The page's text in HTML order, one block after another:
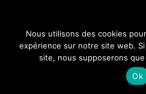
Nous utilisons des cookies
expérience sur notre site web.
site, nous supposerons
Ok